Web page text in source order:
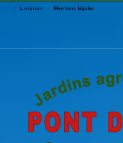
Livraison Mentions légales